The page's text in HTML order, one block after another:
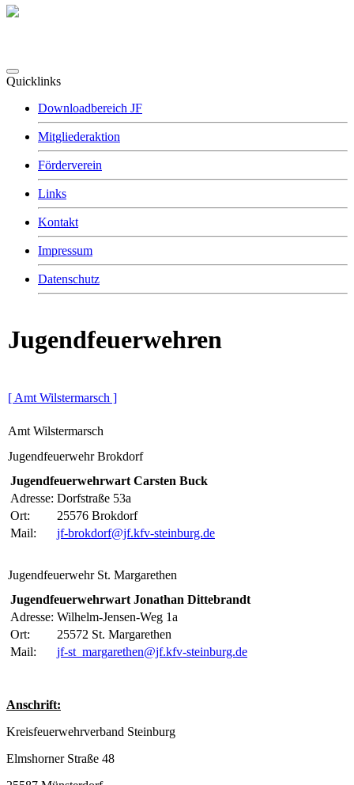
Quicklinks
Downloadbereich JF
Mitgliederaktion
Förderverein
Links
Kontakt
Impressum
Datenschutz
Jugendfeuerwehren
[ Amt Wilstermarsch ]
Amt Wilstermarsch
Jugendfeuerwehr Brokdorf
Jugendfeuerwehrwart Carsten Buck
Adresse: Dorfstraße 53a
Ort:
25576 Brokdorf
Mail:
jf-brokdorf@jf.kfv-steinburg.de
Jugendfeuerwehr St. Margarethen
Jugendfeuerwehrwart Jonathan Dittebrandt
Adresse: Wilhelm-Jensen-Weg 1a
Ort:
25572 St. Margarethen
Mail:
jf-st_margarethen@jf.kfv-steinburg.de
Anschrift:
Kreisfeuerwehrverband Steinburg
Elmshorner Straße 48